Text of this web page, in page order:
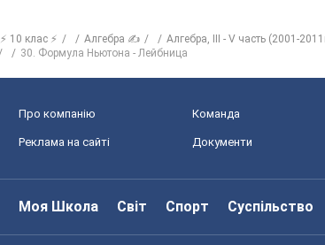
⚡ 10 клас ⚡ Алгебра ✍ Алгебра, III - V часть (2001-
30. Формула Ньютона - Лейбница
Про компанію Команда
Реклама на сайті Документи
Моя Школа Світ Спорт Суспільство